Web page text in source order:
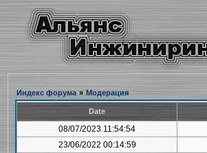
Индекс форума » Модерация
Date
08/07/2023 11:54:54
23/06/2022 00:14:59